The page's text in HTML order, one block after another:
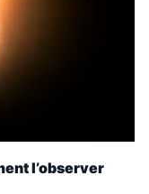
l’observer